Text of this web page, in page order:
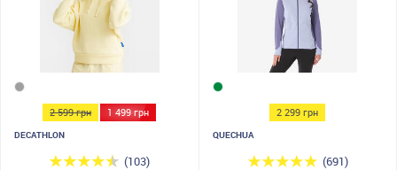
2 599 грн 1 499 грн
DECATHLON
(103)
2 299 грн
QUECHUA
(691)